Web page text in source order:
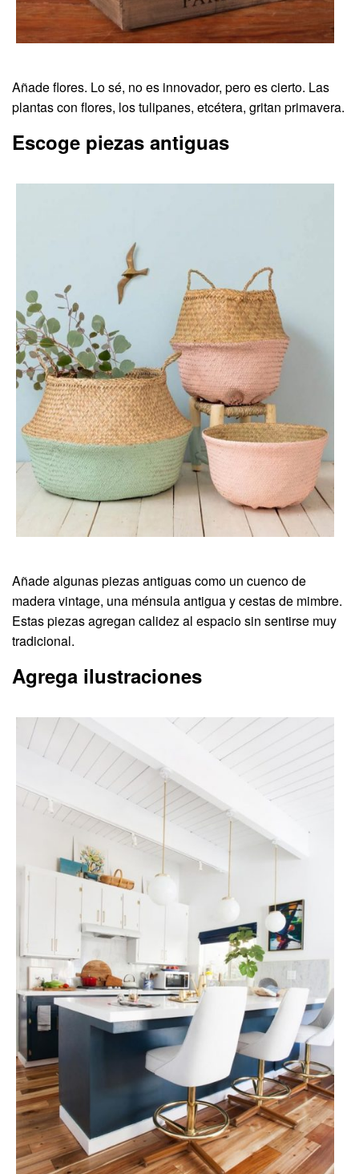
Añade flores. Lo sé, no es innovador, pero es cierto. Las
plantas con flores, los tulipanes, etcétera, gritan primavera.
Escoge piezas antiguas
Añade algunas piezas antiguas como un cuenco de
madera vintage, una ménsula antigua y cestas de mimbre.
Estas piezas agregan calidez al espacio sin sentirse muy
tradicional.
Agrega ilustraciones